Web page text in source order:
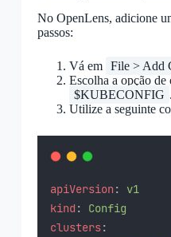
No OpenLens, adicione
passos:
Vá em File > Add
Escolha a opção
$KUBECONFIG .
Utilize a seguinte
apiVersion: v1
kind : Config
clusters: